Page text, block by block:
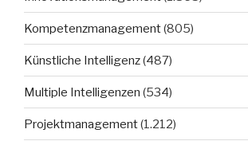
Kompetenzmanagement(805)
Künstliche Intelligenz(487)
Multiple Intelligenzen (534)
Projektmanagement(1.212)